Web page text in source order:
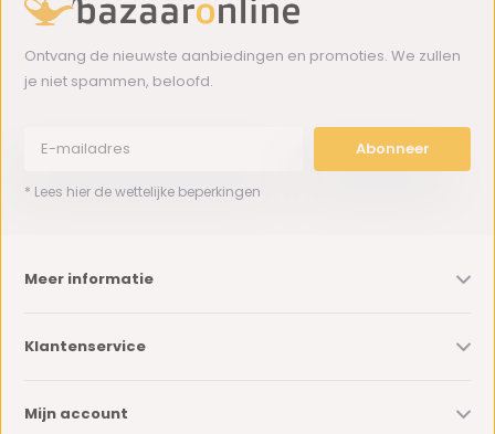
Ontvang de nieuwste aanbiedingen en promoties. We zullen
je niet spammen, beloofd.
Abonneer
* Lees hier de wettelijke beperkingen
Meer informatie
Klantenservice
Mijn account